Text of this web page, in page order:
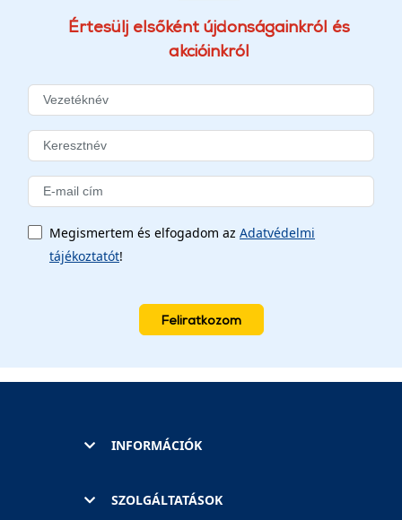
Értesülj elsőként újdonságainkról és
akcióinkról
Megismertem és elfogadom az Adatvédelmi
tájékoztatót!
Feliratkozom
INFORMÁCIÓK
SZOLGÁLTATÁSOK